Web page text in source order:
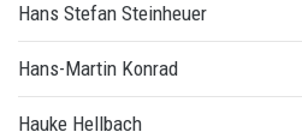
Hans Stefan Steinheuer
Hans-Martin Konrad
Hauke Hellbach